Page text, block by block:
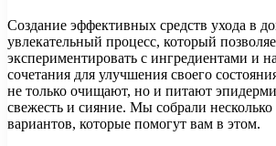
Создание эффективных средств ухода в
увлекательный процесс, который
экспериментировать с ингредиентами и
сочетания для улучшения своего
не только очищают, но и питают
свежесть и сияние. Мы собрали несколько
вариантов, которые помогут вам в этом.